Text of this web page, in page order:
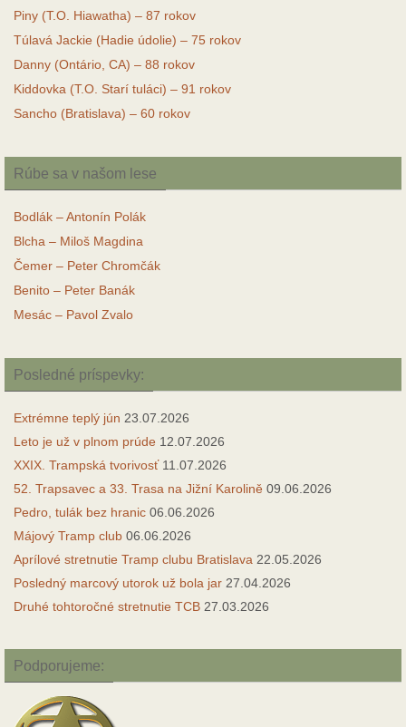
Piny (T.O. Hiawatha) – 87 rokov
Túlavá Jackie (Hadie údolie) – 75 rokov
Danny (Ontário, CA) – 88 rokov
Kiddovka (T.O. Starí tuláci) – 91 rokov
Sancho (Bratislava) – 60 rokov
Rúbe sa v našom lese
Bodlák – Antonín Polák
Blcha – Miloš Magdina
Čemer – Peter Chromčák
Benito – Peter Banák
Mesác – Pavol Zvalo
Posledné príspevky:
Extrémne teplý jún 23.07.2026
Leto je už v plnom prúde 12.07.2026
XXIX. Trampská tvorivosť 11.07.2026
52. Trapsavec a 33. Trasa na Jižní Karolině 09.06.2026
Pedro, tulák bez hranic 06.06.2026
Májový Tramp club 06.06.2026
Aprílové stretnutie Tramp clubu Bratislava 22.05.2026
Posledný marcový utorok už bola jar 27.04.2026
Druhé tohtoročné stretnutie TCB 27.03.2026
Podporujeme: